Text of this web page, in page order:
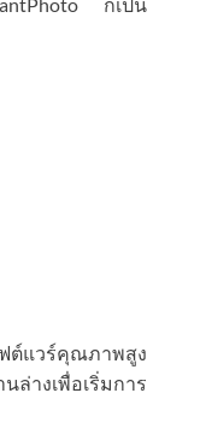
ต์แวร์คุณภาพสูง
ล่างเพื่อเริ่มการ